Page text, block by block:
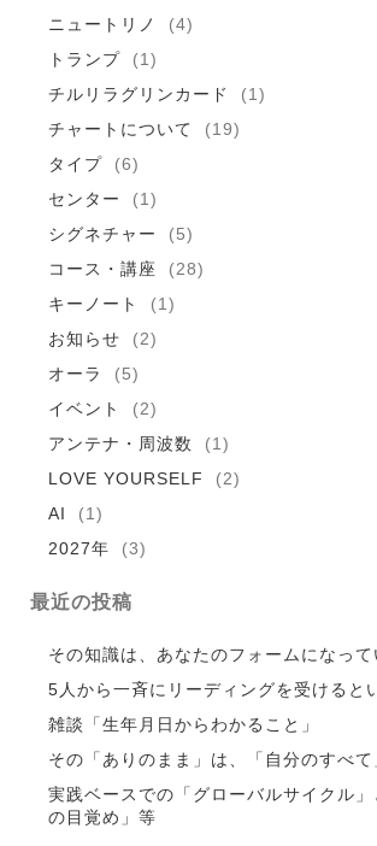
ニュートリノ
(4)
トランプ
(1)
チルリラグリンカード
(1)
チャートについて
(19)
タイプ
(6)
センター
(1)
シグネチャー
(5)
コース・講座
(28)
キーノート
(1)
お知らせ
(2)
オーラ
(5)
イベント
(2)
アンテナ・周波数
(1)
LOVE YOURSELF
(2)
AI
(1)
2027年
(3)
最近の投稿
その知識は、あなたのフォームになって
5人から一斉にリーディングを受けると
雑談「生年月日からわかること」
その「ありのまま」は、「自分のすべて
実践ベースでの「グローバルサイクル」
の目覚め」等